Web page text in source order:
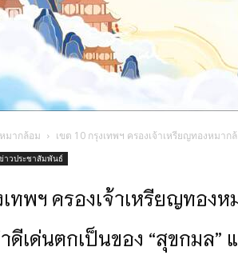
มากล้อม เขต 10 กรุงเทพฯ ครองเจ้าเหรียญทองหมาก
าวประชาสัมพันธ์
เทพฯ ครองเจ้าเหรียญทอง
เด่นตกเป็นของ “สุขกมล” แ